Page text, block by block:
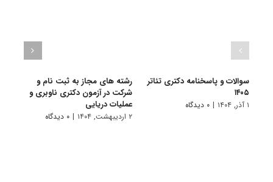
سوالات و پاسخنامه دکتری تئاتر
۱۴۰۵
۱ آذر, ۱۴۰۴ | ۰ دیدگاه
رشته های مجاز به ثبت نام و
شرکت در آزمون دکتری ناوبری و
عملیات دریایی
۲ اردیبهشت, ۱۴۰۴ | ۰ دیدگاه